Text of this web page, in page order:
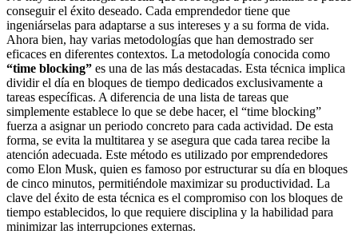
conseguir el éxito deseado. Cada emprendedor tiene que
ingeniárselas para adaptarse a sus intereses y a su forma de vida.
Ahora bien, hay varias metodologías que han demostrado ser
eficaces en diferentes contextos. La metodología conocida como
“time blocking” es una de las más destacadas. Esta técnica implica
dividir el día en bloques de tiempo dedicados exclusivamente a
tareas específicas. A diferencia de una lista de tareas que
simplemente establece lo que se debe hacer, el “time blocking”
fuerza a asignar un periodo concreto para cada actividad. De esta
forma, se evita la multitarea y se asegura que cada tarea recibe la
atención adecuada. Este método es utilizado por emprendedores
como Elon Musk, quien es famoso por estructurar su día en bloques
de cinco minutos, permitiéndole maximizar su productividad. La
clave del éxito de esta técnica es el compromiso con los bloques de
tiempo establecidos, lo que requiere disciplina y la habilidad para
minimizar las interrupciones externas.